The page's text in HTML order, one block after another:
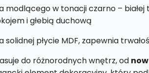
modlącego w tonacji czarno –
i głebią duchową
solidnej płycie MDF, zapewnia
do różnorodnych wnętrz, od